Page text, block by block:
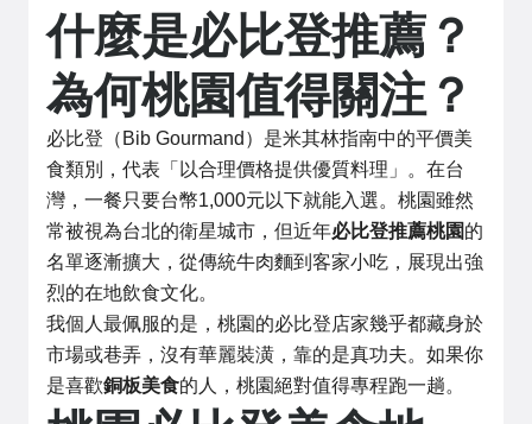
什麼是必比登推薦？
為何桃園值得關注？
必比登（Bib Gourmand）是米其林指南中的平價美
食類別，代表「以合理價格提供優質料理」。在台
灣，一餐只要台幣1,000元以下就能入選。桃園雖然
常被視為台北的衛星城市，但近年必比登推薦桃園的
名單逐漸擴大，從傳統牛肉麵到客家小吃，展現出強
烈的在地飲食文化。
我個人最佩服的是，桃園的必比登店家幾乎都藏身於
市場或巷弄，沒有華麗裝潢，靠的是真功夫。如果你
是喜歡銅板美食的人，桃園絕對值得專程跑一趟。